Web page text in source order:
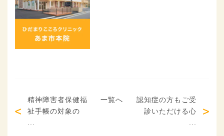
精神障害者保健福
祉手帳の対象の
一覧へ
認知症の方もご受
診いただける心